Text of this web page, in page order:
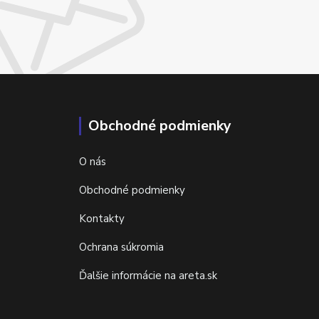
Obchodné podmienky
O nás
Obchodné podmienky
Kontakty
Ochrana súkromia
Ďalšie informácie na areta.sk